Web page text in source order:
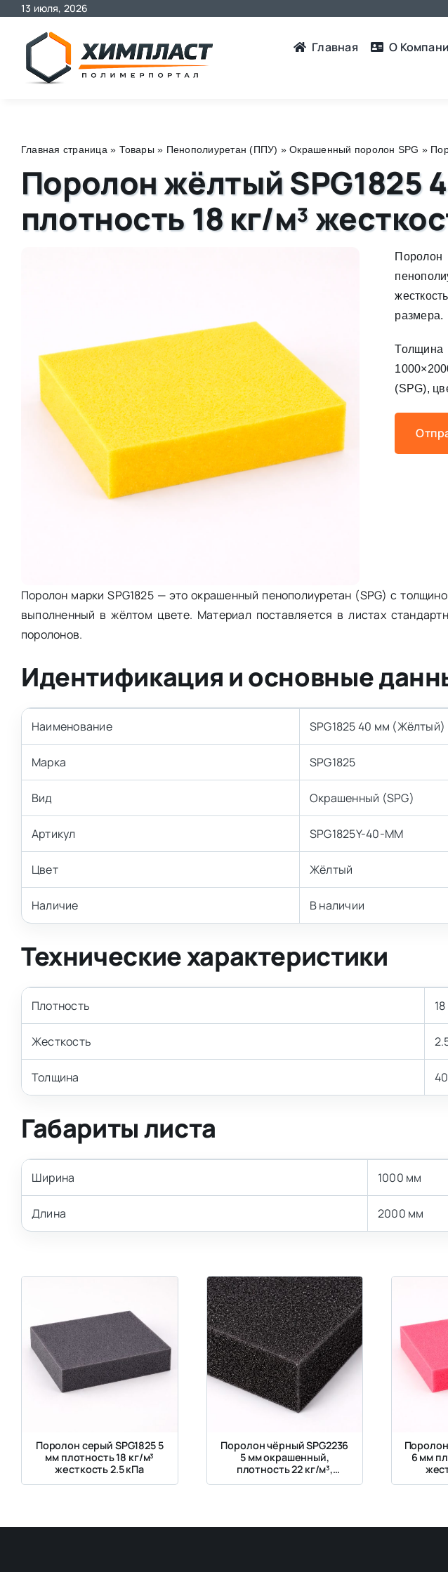
Skip
content
13 июля, 2026
Главная О
Главная страница » Товары » Пенополиуретан (ППУ) »Окрашенный поролон SPG »
Поролон жёлтый SPG1825
плотность 18 кг/м³
размера.
Толщина
(SPG),
Поролон марки SPG1825 — это окрашенный пенополиуретан (SPG) с
выполненный в жёлтом цвете. Материал поставляется в листах
поролонов.
Идентификация и основные
Наименование SPG1825 40 мм (Жёлтый)
Марка SPG1825
Вид Окрашенный (SPG)
Артикул SPG1825Y-40-MM
Цвет Жёлтый
Наличие В наличии
Технические характеристики
Плотность
Жесткость
Толщина
Габариты листа
Ширина 1000 мм
Длина 2000 мм
Поролон серый SPG1825 5
мм плотность 18 кг/м³
жесткость 2.5 кПа
Поролон чёрный SPG2236
5 мм окрашенный,
плотность 22 кг/м³,
6 мм